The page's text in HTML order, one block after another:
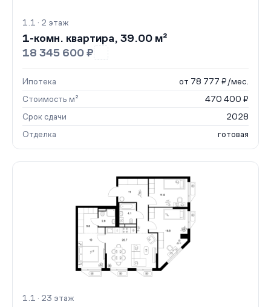
1.1 · 2 этаж
1-комн. квартира, 39.00 м²
18 345 600 ₽
Ипотека
от 78 777 ₽/мес.
Стоимость м²
470 400 ₽
Срок сдачи
2028
Отделка
готовая
1.1 · 23 этаж